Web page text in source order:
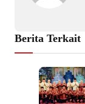
Berita Terkait